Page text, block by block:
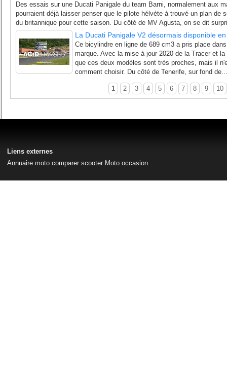
Des essais sur une Ducati Panigale du team Barni, normalement aux
pourraient déjà laisser penser que le pilote hélvète à trouvé un plan de
du britannique pour cette saison. Du côté de MV Agusta, on se dit
La Ducati Panigale V2 désormais disponible
Ce bicylindre en ligne de 689 cm3 a pris place
marque. Avec la mise à jour 2020 de la Tracer et
que ces deux modèles sont très proches, mais il
comment choisir. Du côté de Tenerife, sur fond de...
1 2 3 4 5 6 7 8 9 10
Liens externes
Annuaire moto comparer scooter Moto occasion